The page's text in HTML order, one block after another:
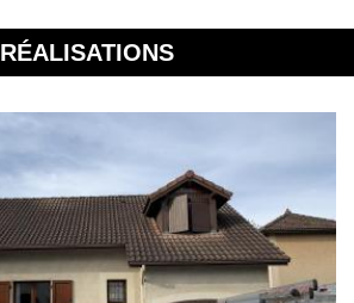
RÉALISATIONS